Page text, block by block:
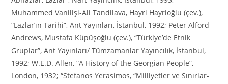
Muhammed Vanilişi-Ali Tandilava, Hayri Hayrioğlu (çev.),
“Lazlar’ın Tarihi”, Ant Yayınları, İstanbul, 1992; Peter Alford
Andrews, Mustafa Küpüşoğlu (çev.), “Türkiye’de Etnik
Gruplar”, Ant Yayınları/ Tümzamanlar Yayıncılık, İstanbul,
1992; W.E.D. Allen, “A History of the Georgian People”,
London, 1932; “Stefanos Yerasimos, “Milliyetler ve Sınırlar-